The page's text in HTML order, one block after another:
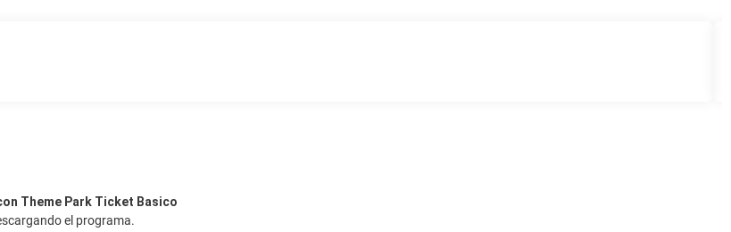
Theme Park Ticket Basico
el programa.